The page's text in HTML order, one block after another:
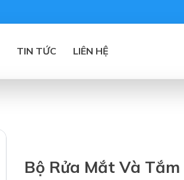
TIN TỨC LIÊN HỆ
Bộ Rửa Mắt Và